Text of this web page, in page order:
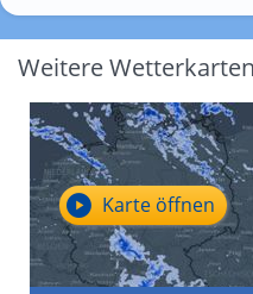
Weitere Wetterkarten
Karte öffnen